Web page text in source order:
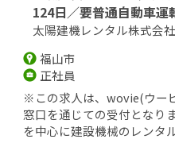
124日／要普通自動車運
太陽建機レンタル株式会社
福山市
正社員
※この求人は、wovie(ウー
窓口を通じての受付となり
を中心に建設機械のレンタ